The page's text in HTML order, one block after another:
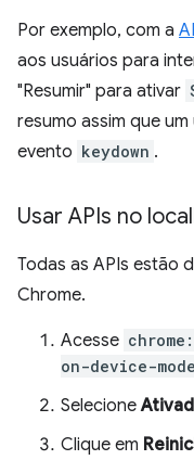
Por exemplo, com a
aos usuários para
"Resumir" para ativar
resumo assim que
evento keydown .
Usar APIs no
Todas as APIs estão
Chrome.
Acesse
on-device-
Selecione
Clique em